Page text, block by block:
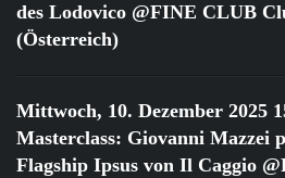
des Lodovico @FINE CLUB
(Österreich)
Mittwoch, 10. Dezember 2025
Masterclass: Giovanni Mazzei
Flagship Ipsus von Il Caggio